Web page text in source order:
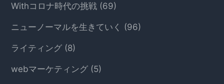
Withコロナ時代の挑戦 (69)
ニューノーマルを生きていく (96)
ライティング (8)
webマーケティング (5)